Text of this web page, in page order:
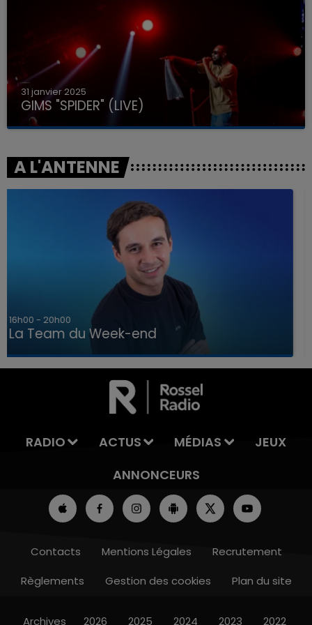
LA TEAM DU WEEK-END
31 janvier 2025
GIMS "SPIDER" (LIVE)
A L'ANTENNE
7h00 - 12h00
La Team du Week-end
RADIO ACTUS MÉDIAS
JEUX
ANNONCEURS
Contacts Mentions Légales
Recrutement
Règlements
Gestion des cookies Plan du site
Archives 2026 2025 2024 2023 2022